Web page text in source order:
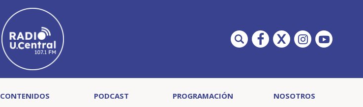
CONTENIDOS PODCAST PROGRAMACIÓN NOSOTROS